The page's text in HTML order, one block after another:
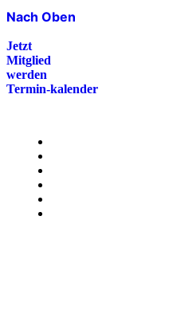
Nach Oben
Jetzt
Mitglied
werden
Termin-kalender
Menü